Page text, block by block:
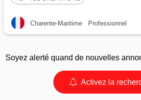
Charente-Maritime Professionnel
Soyez alerté quand de nouvelles
Activez la